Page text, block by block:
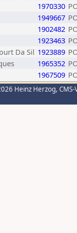
1970330
1949667
1902482
1923463
Da Sil 1923889
1965352
1967509
Heinz Herzog,